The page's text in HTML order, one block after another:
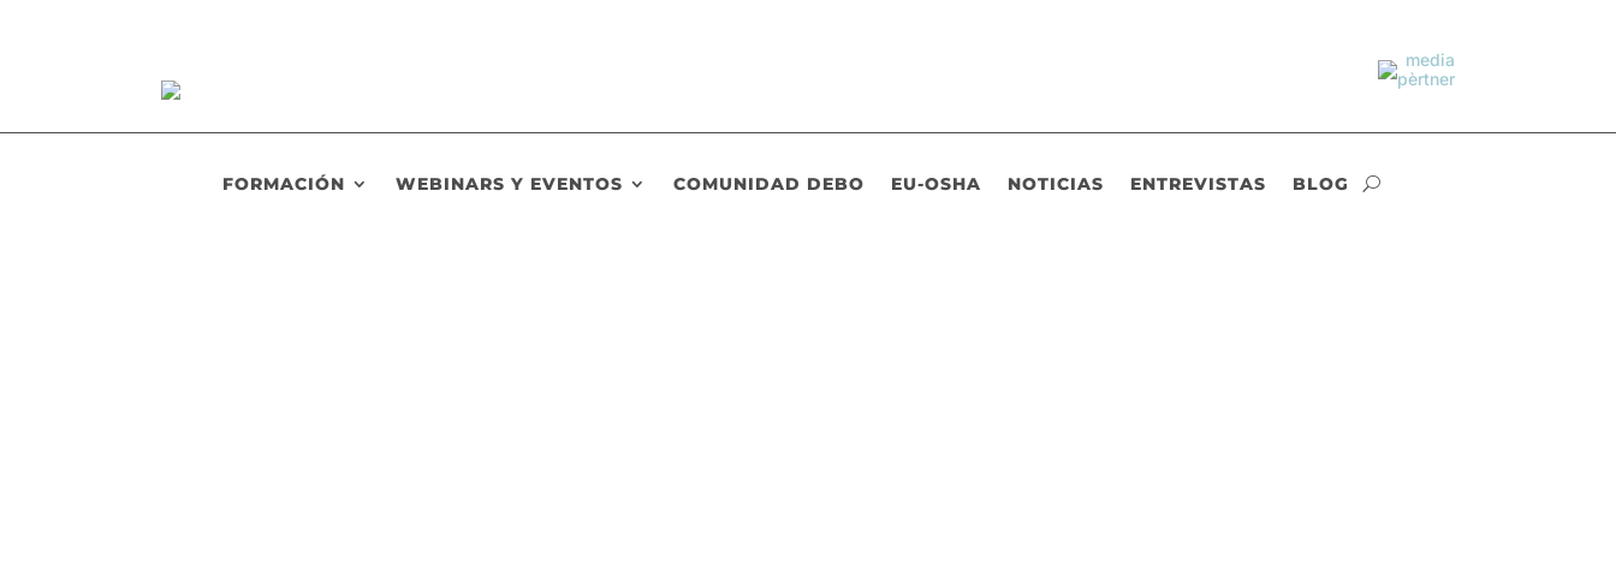
FORMACIÓN WEBINARS Y EVENTOS COMUNIDAD DEBO EU-OSHA NOTICIAS ENTREVISTAS BLOG